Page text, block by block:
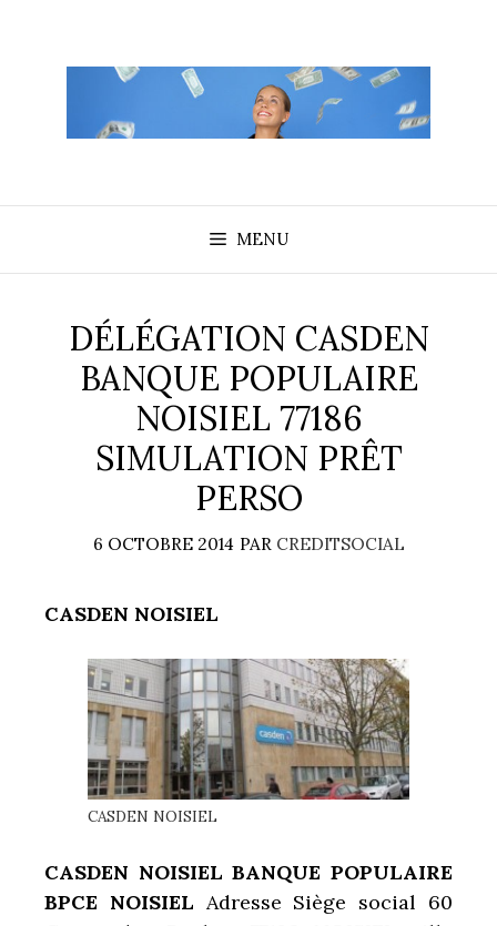
contenu
MENU
DÉLÉGATION CASDEN
BANQUE POPULAIRE
NOISIEL 77186
SIMULATION PRÊT
PERSO
6 OCTOBRE 2014 PAR CREDITSOCIAL
CASDEN NOISIEL
CASDEN NOISIEL
CASDEN NOISIEL BANQUE POPULAIRE
BPCE NOISIEL Adresse Siège social 60